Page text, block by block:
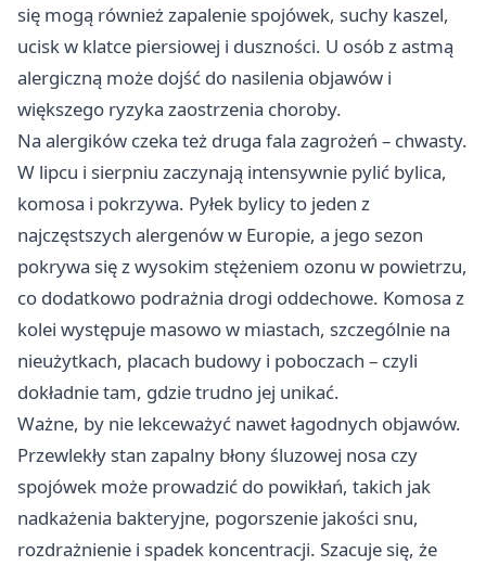
się mogą również zapalenie spojówek, suchy kaszel,
ucisk w klatce piersiowej i duszności. U osób z astmą
alergiczną może dojść do nasilenia objawów i
większego ryzyka zaostrzenia choroby.
Na alergików czeka też druga fala zagrożeń – chwasty.
W lipcu i sierpniu zaczynają intensywnie pylić bylica,
komosa i pokrzywa. Pyłek bylicy to jeden z
najczęstszych alergenów w Europie, a jego sezon
pokrywa się z wysokim stężeniem ozonu w powietrzu,
co dodatkowo podrażnia drogi oddechowe. Komosa z
kolei występuje masowo w miastach, szczególnie na
nieużytkach, placach budowy i poboczach – czyli
dokładnie tam, gdzie trudno jej unikać.
Ważne, by nie lekceważyć nawet łagodnych objawów.
Przewlekły stan zapalny błony śluzowej nosa czy
spojówek może prowadzić do powikłań, takich jak
nadkażenia bakteryjne, pogorszenie jakości snu,
rozdrażnienie i spadek koncentracji. Szacuje się, że